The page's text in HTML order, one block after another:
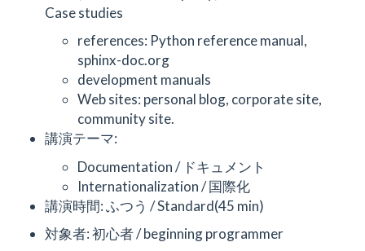
Case studies
references: Python reference manual,
sphinx-doc.org
development manuals
Web sites: personal blog, corporate site,
community site.
講演テーマ:
Documentation / ドキュメント
Internationalization / 国際化
講演時間: ふつう / Standard(45 min)
対象者: 初心者 / beginning programmer